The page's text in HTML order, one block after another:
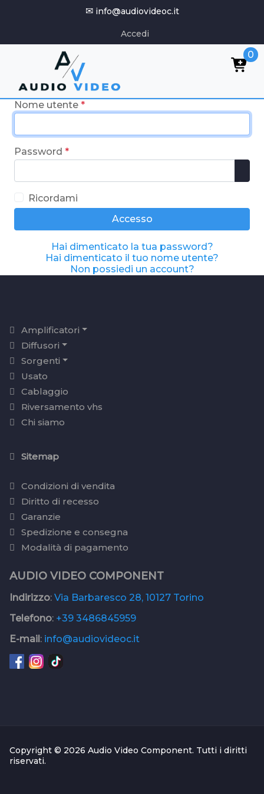
✉ info@audiovideoc.it
Accedi
0
Nome utente *
Password *
Ricordami
Accesso
Hai dimenticato la tua password?
Hai dimenticato il tuo nome utente?
Non possiedi un account?
Amplificatori
Diffusori
Sorgenti
Usato
Cablaggio
Riversamento vhs
Chi siamo
Sitemap
Condizioni di vendita
Diritto di recesso
Garanzie
Spedizione e consegna
Modalità di pagamento
AUDIO VIDEO COMPONENT
Indirizzo: Via Barbaresco 28, 10127 Torino
Telefono: +39 3486845959
E-mail: info@audiovideoc.it
Copyright © 2026 Audio Video Component. Tutti i diritti
riservati.